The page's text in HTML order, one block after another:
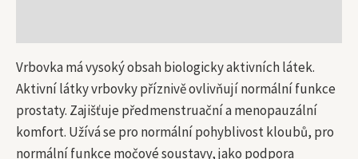
Vrbovka má vysoký obsah biologicky aktivních látek.
Aktivní látky vrbovky příznivě ovlivňují normální funkce
prostaty. Zajišťuje předmenstruační a menopauzální
komfort. Užívá se pro normální pohyblivost kloubů, pro
normální funkce močové soustavy, jako podpora